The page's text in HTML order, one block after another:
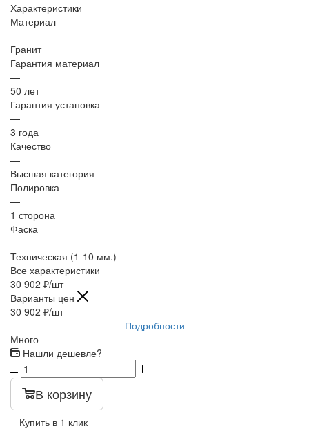
Характеристики
Материал
—
Гранит
Гарантия материал
—
50 лет
Гарантия установка
—
3 года
Качество
—
Высшая категория
Полировка
—
1 сторона
Фаска
—
Техническая (1-10 мм.)
Все характеристики
30 902 ₽/шт
Варианты цен
30 902 ₽/шт
Подробности
Много
Нашли дешевле?
В корзину
Купить в 1 клик